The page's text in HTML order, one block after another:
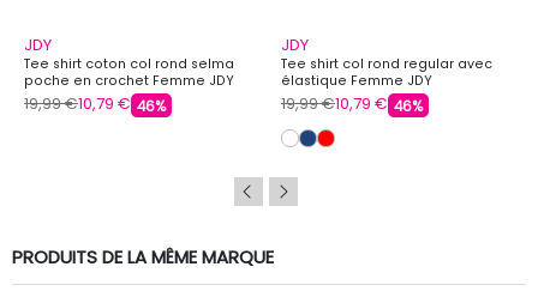
JDY
Tee shirt coton col rond selma
poche en crochet Femme JDY
19,99 €10,79 € 46%
JDY
Tee shirt col rond regular avec
élastique Femme JDY
19,99 €10,79 € 46%
PRODUITS DE LA MÊME MARQUE